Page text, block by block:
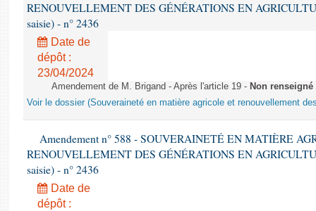
RENOUVELLEMENT DES GÉNÉRATIONS EN
saisie) - n° 2436
Date de
dépôt :
23/04/2024
Amendement de M. Brigand - Après l'article 19 - Non renseigné
Voir le dossier (Souveraineté en matière agricole et renouvellement
Amendement n° 588 - SOUVERAINETÉ EN MATIÈRE
RENOUVELLEMENT DES GÉNÉRATIONS EN
saisie) - n° 2436
Date de
dépôt :